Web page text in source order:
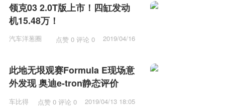
领克03 2.0T版上市！四缸发动
机15.48万！
汽车洋葱圈 点赞 0 评论 0
2019/04/16
此地无垠观赛Formula E现场意
外发现 奥迪e-tron静态评价
车比得 点赞 0 评论 0 2019/04/13 18:05